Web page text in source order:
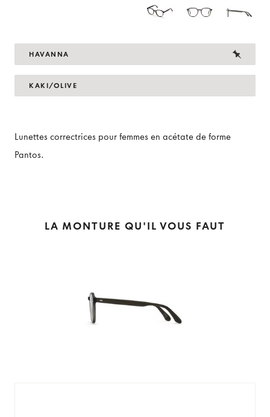
HAVANNA
KAKI/OLIVE
Lunettes correctrices pour femmes en acétate de forme
Pantos.
LA MONTURE QU'IL VOUS FAUT